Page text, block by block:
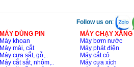
Follow us on:
MÁY DÙNG PIN
Máy khoan
Máy mài, cắt
Máy cưa sắt, gỗ,..
Máy cắt sắt, nhôm,..
MÁY CHẠY
Máy bơm nước
Máy phát điện
Máy cắt cỏ
Máy cưa xích